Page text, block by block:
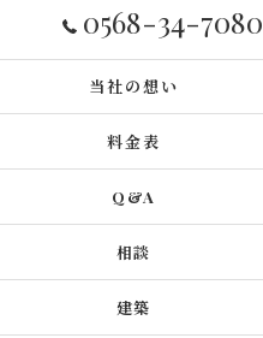
0568-34-7080
当社の想い
料金表
Q&A
相談
建築